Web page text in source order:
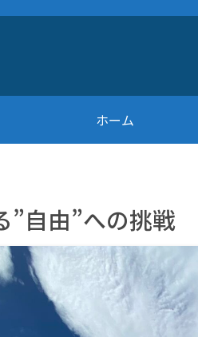
ホーム
”自由”への挑戦